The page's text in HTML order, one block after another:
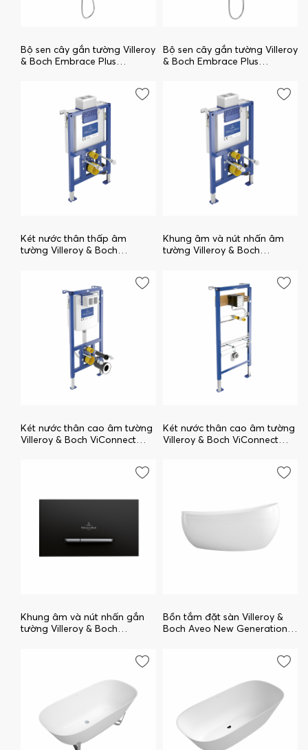
Bộ sen cây gắn tường Villeroy
& Boch Embrace Plus
Bộ sen cây gắn tường Villeroy
& Boch Embrace Plus
Két nước thân thấp âm
tường Villeroy & Boch
Khung âm và nút nhấn âm
tường Villeroy & Boch
Két nước thân cao âm tường
Villeroy & Boch ViConnect
Két nước thân cao âm tường
Villeroy & Boch ViConnect
Khung âm và nút nhấn gắn
tường Villeroy & Boch
Bồn tắm đặt sàn Villeroy &
Boch Aveo New Generation